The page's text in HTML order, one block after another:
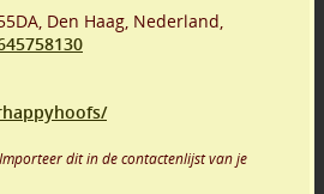
, Den Haag, Nederland,
dit in de contactenlijst van je